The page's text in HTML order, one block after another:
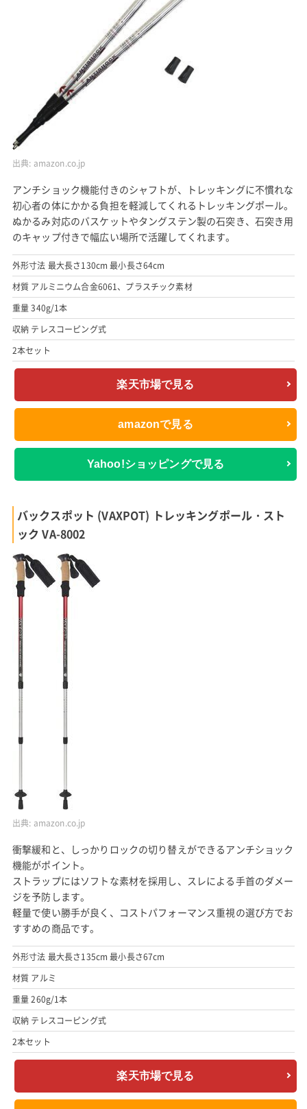
出典: amazon.co.jp
アンチショック機能付きのシャフトが、トレッキングに不慣れな
初心者の体にかかる負担を軽減してくれるトレッキングポール。
ぬかるみ対応のバスケットやタングステン製の石突き、石突き用
のキャップ付きで幅広い場所で活躍してくれます。
外形寸法 最大長さ130cm 最小長さ64cm
材質 アルミニウム合金6061、プラスチック素材
重量 340g/1本
収納 テレスコーピング式
2本セット
楽天市場で見る
amazonで見る
Yahoo!ショッピングで見る
バックスポット (VAXPOT) トレッキングポール・スト
ック VA-8002
出典: amazon.co.jp
衝撃緩和と、しっかりロックの切り替えができるアンチショック
機能がポイント。
ストラップにはソフトな素材を採用し、スレによる手首のダメー
ジを予防します。
軽量で使い勝手が良く、コストパフォーマンス重視の選び方でお
すすめの商品です。
外形寸法 最大長さ135cm 最小長さ67cm
材質 アルミ
重量 260g/1本
収納 テレスコーピング式
2本セット
楽天市場で見る